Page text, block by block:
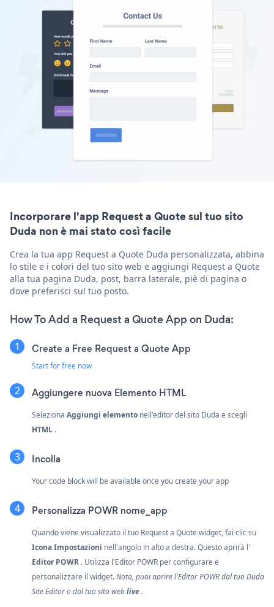
Incorporare l'app Request a Quote sul tuo sito
Duda non è mai stato così facile
Crea la tua app Request a Quote Duda personalizzata, abbina
lo stile e i colori del tuo sito web e aggiungi Request a Quote
alla tua pagina Duda, post, barra laterale, piè di pagina o
dove preferisci sul tuo posto.
How To Add a Request a Quote App on Duda:
Create a Free Request a Quote App
Start for free now
Aggiungere nuova Elemento HTML
Seleziona Aggiungi elemento nell'editor del sito Duda e scegli
HTML .
Incolla
Your code block will be available once you create your app
Personalizza POWR nome_app
Quando viene visualizzato il tuo Request a Quote widget, fai clic su
Icona Impostazioni nell'angolo in alto a destra. Questo aprirà l'
Editor POWR . Utilizza l'Editor POWR per configurare e
personalizzare il widget.Nota, puoi aprire l'Editor POWR dal tuo Duda
Site Editor o dal tuo sito weblive.